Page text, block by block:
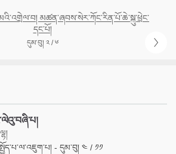
མཚན་ཞབས་སེར་ཀོང་རིན་པོ་ཆེ་སྐུ་ཕྲེང་
དང་པོ།
དུམ་བུ། ༢ / ༦
- དུམ་བུ། ༤ / ༡༡